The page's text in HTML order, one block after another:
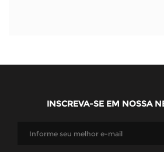
INSCREVA-SE EM NOSSA